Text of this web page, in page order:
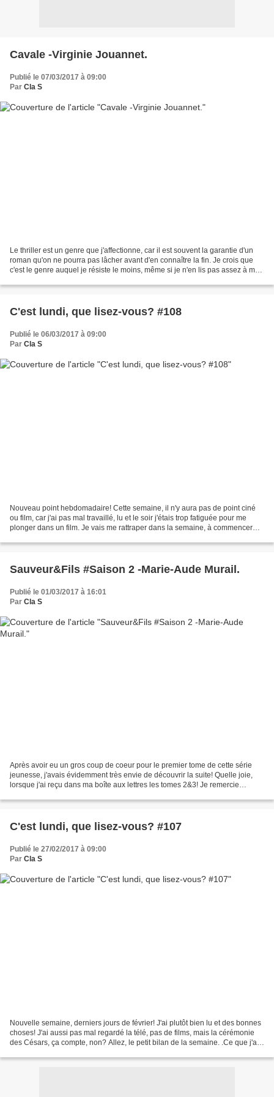
Cavale -Virginie Jouannet.
Publié le 07/03/2017 à 09:00
Par Cla S
Le thriller est un genre que j'affectionne, car il est souvent la garantie d'un
roman qu'on ne pourra pas lâcher avant d'en connaître la fin. Je crois que
c'est le genre auquel je résiste le moins, même si je n'en lis pas assez à mon
C'est lundi, que lisez-vous? #108
Publié le 06/03/2017 à 09:00
Par Cla S
Nouveau point hebdomadaire! Cette semaine, il n'y aura pas de point ciné
ou film, car j'ai pas mal travaillé, lu et le soir j'étais trop fatiguée pour me
plonger dans un film. Je vais me rattraper dans la semaine, à commencer
Sauveur&Fils #Saison 2 -Marie-Aude Murail.
Publié le 01/03/2017 à 16:01
Par Cla S
Après avoir eu un gros coup de coeur pour le premier tome de cette série
jeunesse, j'avais évidemment très envie de découvrir la suite! Quelle joie,
lorsque j'ai reçu dans ma boîte aux lettres les tomes 2&3! Je remercie
C'est lundi, que lisez-vous? #107
Publié le 27/02/2017 à 09:00
Par Cla S
Nouvelle semaine, derniers jours de février! J'ai plutôt bien lu et des bonnes
choses! J'ai aussi pas mal regardé la télé, pas de films, mais la cérémonie
des Césars, ça compte, non? Allez, le petit bilan de la semaine. .Ce que j'ai